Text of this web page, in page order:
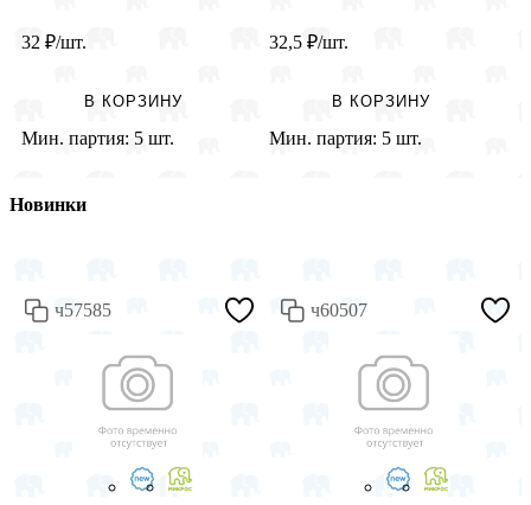
32 ₽/шт.
В КОРЗИНУ
Мин. партия: 5 шт.
32,5 ₽/шт.
В КОРЗИНУ
Мин. партия: 5 шт.
Новинки
ч57585 ч60507